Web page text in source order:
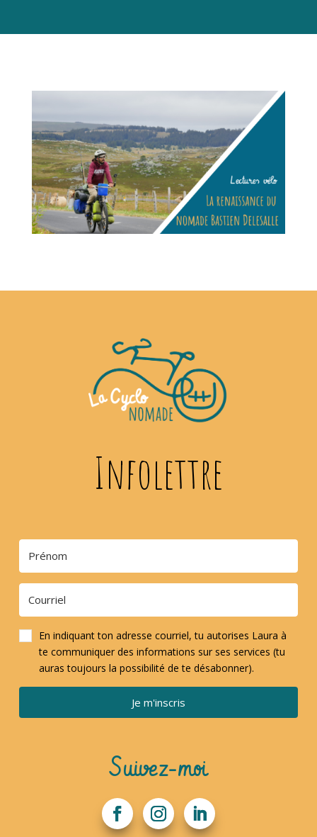
Infolettre
En indiquant ton adresse courriel, tu autorises Laura à
te communiquer des informations sur ses services (tu
auras toujours la possibilité de te désabonner).
Je m'inscris
Suivez-moi